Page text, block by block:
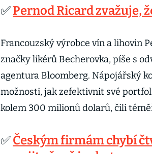
✅Pernod Ricard zvažuje,
Francouzský výrobce vín a lihovin
značky likérů Becherovka, píše s
agentura Bloomberg. Nápojářský
možnosti, jak zefektivnit své
kolem 300 milionů dolarů, čili
✅Českým firmám chybí